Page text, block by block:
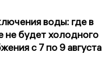
воды: где в
не будет холодного
с 7 по 9 августа